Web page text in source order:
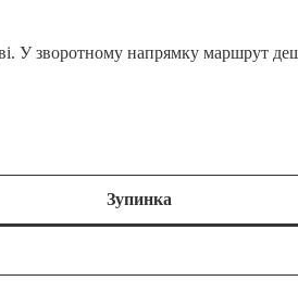
У зворотному напрямку маршрут
Зупинка